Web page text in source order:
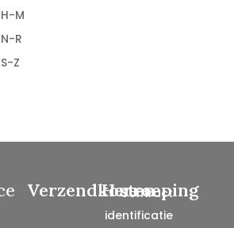
M
R
Z
Verzendkosten
Herroeping
Contract
identificatie